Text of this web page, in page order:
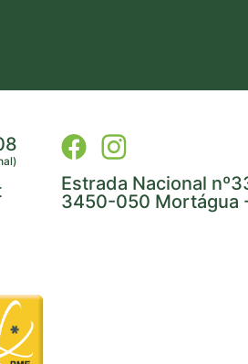
Estrada Nacional
3450-050 Mortágua